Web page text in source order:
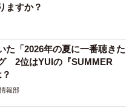
ますか？
た「2026年の夏に一番聴きた
2位はYUIの『SUMMER
報部